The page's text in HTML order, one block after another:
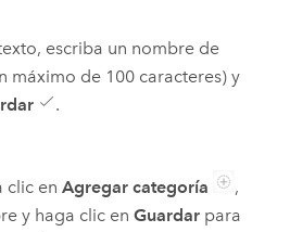
escriba un nombre de
máximo de 100 caracteres) y
.
clic en Agregar categoría
,
y haga clic en Guardarpara